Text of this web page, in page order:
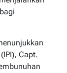
Capt.